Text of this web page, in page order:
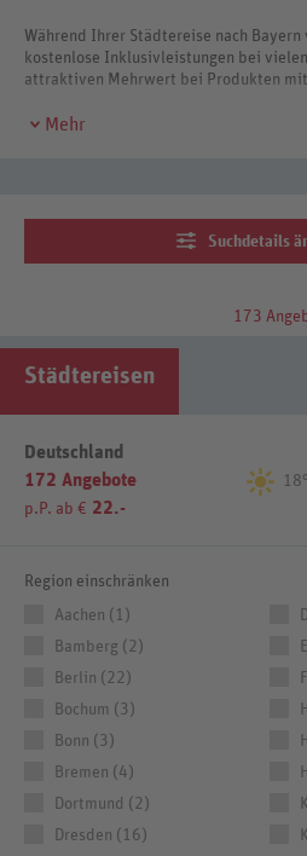
Während Ihrer Städtereise nach Bayern
kostenlose Inklusivleistungen bei
attraktiven Mehrwert bei Produkten mit
Mehr
173
Suchdetails
Städtereisen
Deutschland
172 Angebote
p.P. ab € 22.-
18°
Region einschränken
Aachen (1)
Bamberg (2)
Berlin (22)
Bochum (3)
Bonn (3)
Bremen (4)
Dortmund (2)
Dresden (16)